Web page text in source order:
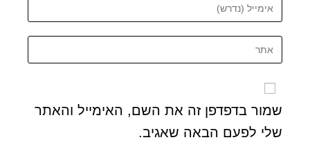
שמור בדפדפן זה את השם, האימייל והאתר
שלי לפעם הבאה שאגיב.